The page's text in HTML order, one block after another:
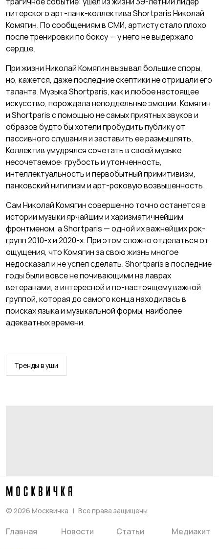
питерского арт-панк-коллектива Shortparis Николай
Комягин. По сообщениям в СМИ, артисту стало плохо
после тренировки по боксу — у него не выдержало
сердце.
При жизни Николай Комягин вызывал большие споры,
но, кажется, даже последние скептики не отрицали его
таланта. Музыка Shortparis, как и любое настоящее
искусство, порождала неподдельные эмоции. Комягин
и Shortparis с помощью не самых приятных звуков и
образов будто бы хотели пробудить публику от
пассивного слушания и заставить ее размышлять.
Коллектив умудрялся сочетать в своей музыке
несочетаемое: грубость и утонченность,
интеллектуальность и первобытный примитивизм,
панковский нигилизм и арт-роковую возвышенность.
Сам Николай Комягин совершенно точно останется в
истории музыки ярчайшим и харизматичнейшим
фронтменом, а Shortparis — одной их важнейших рок-
групп 2010-х и 2020-х. При этом сложно отделаться от
ощущения, что Комягин за свою жизнь многое
недосказал и не успел сделать. Shortparis в последние
годы были вовсе не почивающими на лаврах
ветеранами, а интересной и по-настоящему важной
группой, которая до самого конца находилась в
поисках языка и музыкальной формы, наиболее
адекватных времени.
Тренды в уши
© 2026 Москвичка Все права защищены
Главная Новости Статьи Медиакит